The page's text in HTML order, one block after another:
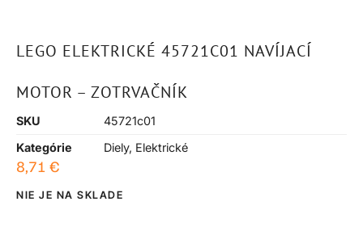
LEGO ELEKTRICKÉ 45721C01 NAVÍJACÍ
MOTOR – ZOTRVAČNÍK
SKU
45721c01
Kategórie
Diely, Elektrické
8,71 €
NIE JE NA SKLADE